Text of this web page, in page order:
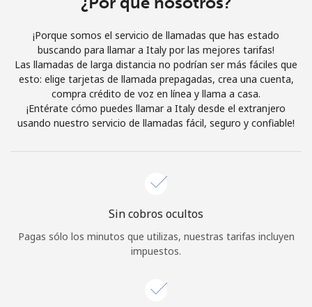
o
Continuar con
¡Porque somos el servicio de llamadas que has estado
buscando para llamar a Italy por las mejores tarifas!
Las llamadas de larga distancia no podrían ser más fáciles que
esto: elige tarjetas de llamada prepagadas, crea una cuenta,
compra crédito de voz en línea y llama a casa.
¡Entérate cómo puedes llamar a Italy desde el extranjero
usando nuestro servicio de llamadas fácil, seguro y confiable!
Sin cobros ocultos
Pagas sólo los minutos que utilizas, nuestras tarifas incluyen
impuestos.